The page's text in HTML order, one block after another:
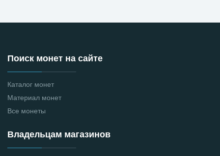
Поиск монет на сайте
Каталог монет
Материал монет
Все монеты
Владельцам магазинов